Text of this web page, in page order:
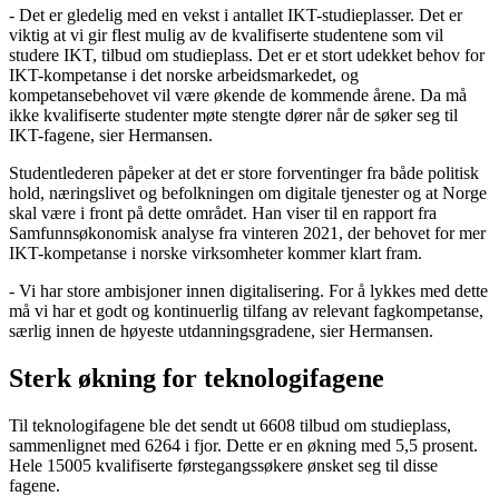
- Det er gledelig med en vekst i antallet IKT-studieplasser. Det er
viktig at vi gir flest mulig av de kvalifiserte studentene som vil
studere IKT, tilbud om studieplass. Det er et stort udekket behov for
IKT-kompetanse i det norske arbeidsmarkedet, og
kompetansebehovet vil være økende de kommende årene. Da må
ikke kvalifiserte studenter møte stengte dører når de søker seg til
IKT-fagene, sier Hermansen.
Studentlederen påpeker at det er store forventinger fra både politisk
hold, næringslivet og befolkningen om digitale tjenester og at Norge
skal være i front på dette området. Han viser til en rapport fra
Samfunnsøkonomisk analyse fra vinteren 2021, der behovet for mer
IKT-kompetanse i norske virksomheter kommer klart fram.
- Vi har store ambisjoner innen digitalisering. For å lykkes med dette
må vi har et godt og kontinuerlig tilfang av relevant fagkompetanse,
særlig innen de høyeste utdanningsgradene, sier Hermansen.
Sterk økning for teknologifagene
Til teknologifagene ble det sendt ut 6608 tilbud om studieplass,
sammenlignet med 6264 i fjor. Dette er en økning med 5,5 prosent.
Hele 15005 kvalifiserte førstegangssøkere ønsket seg til disse
fagene.